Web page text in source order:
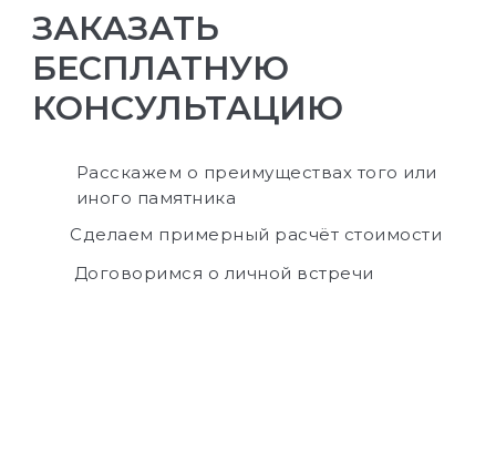
ЗАКАЗАТЬ
БЕСПЛАТНУЮ
КОНСУЛЬТАЦИЮ
Расскажем о преимуществах того или
иного памятника
Сделаем примерный расчёт стоимости
Договоримся о личной встречи